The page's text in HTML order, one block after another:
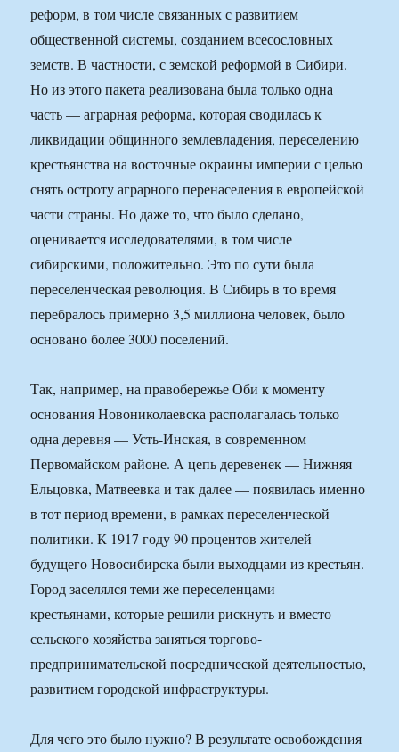
реформ, в том числе связанных с развитием
общественной системы, созданием всесословных
земств. В частности, с земской реформой в Сибири.
Но из этого пакета реализована была только одна
часть — аграрная реформа, которая сводилась к
ликвидации общинного землевладения, переселению
крестьянства на восточные окраины империи с целью
снять остроту аграрного перенаселения в европейской
части страны. Но даже то, что было сделано,
оценивается исследователями, в том числе
сибирскими, положительно. Это по сути была
переселенческая революция. В Сибирь в то время
перебралось примерно 3,5 миллиона человек, было
основано более 3000 поселений.
Так, например, на правобережье Оби к моменту
основания Новониколаевска располагалась только
одна деревня — Усть-Инская, в современном
Первомайском районе. А цепь деревенек — Нижняя
Ельцовка, Матвеевка и так далее — появилась именно
в тот период времени, в рамках переселенческой
политики. К 1917 году 90 процентов жителей
будущего Новосибирска были выходцами из крестьян.
Город заселялся теми же переселенцами —
крестьянами, которые решили рискнуть и вместо
сельского хозяйства заняться торгово-
предпринимательской посреднической деятельностью,
развитием городской инфраструктуры.
Для чего это было нужно? В результате освобождения